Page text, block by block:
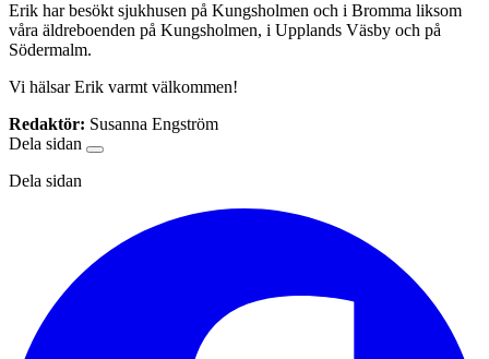
Erik har besökt sjukhusen på Kungsholmen och i Bromma liksom
våra äldreboenden på Kungsholmen, i Upplands Väsby och på
Södermalm.
Vi hälsar Erik varmt välkommen!
Redaktör: Susanna Engström
Dela sidan
Dela sidan